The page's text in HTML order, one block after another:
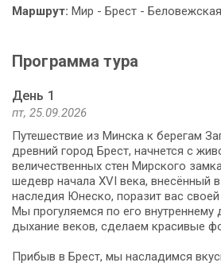
Маршрут: Мир - Брест -
Программа тура
День 1
пт, 25.09.2026
Путешествие из Минска к берегам
древний город Брест, начнется с
величественных стен Мирского
шедевр начала XVI века, внесённый
наследия Юнеско, поразит вас
Мы прогуляемся по его внутреннему
дыхание веков, сделаем красивые
Прибыв в Брест, мы насладимся